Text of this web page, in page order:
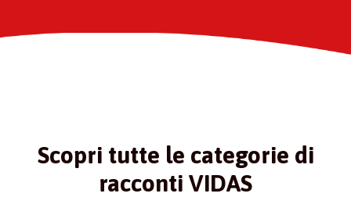
Scopri tutte le categorie di
racconti VIDAS